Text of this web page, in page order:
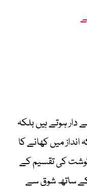
ہوتے ہیں بلکہ
میں کھانے کا
گوشت کی تقسیم کے
کے ساتھ شوق سے